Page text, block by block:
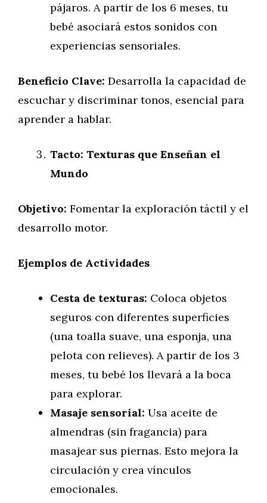
pájaros. A partir de los 6 meses, tu
bebé asociará estos sonidos con
experiencias sensoriales.
Beneficio Clave: Desarrolla la capacidad de
escuchar y discriminar tonos, esencial para
aprender a hablar.
Tacto: Texturas que Enseñan el
Mundo
Objetivo: Fomentar la exploración táctil y el
desarrollo motor.
Ejemplos de Actividades
Cesta de texturas: Coloca objetos
seguros con diferentes superficies
(una toalla suave, una esponja, una
pelota con relieves). A partir de los 3
meses, tu bebé los llevará a la boca
para explorar.
Masaje sensorial: Usa aceite de
almendras (sin fragancia) para
masajear sus piernas. Esto mejora la
circulación y crea vínculos
emocionales.